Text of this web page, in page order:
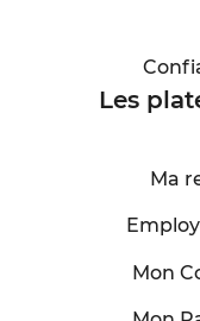
Les
Ma
Mon